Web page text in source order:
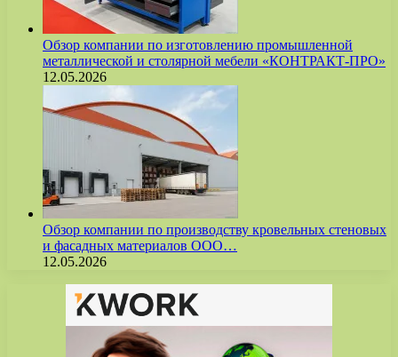
Обзор компании по изготовлению промышленной
металлической и столярной мебели «КОНТРАКТ-ПРО»
12.05.2026
Обзор компании по производству кровельных стеновых
и фасадных материалов ООО…
12.05.2026